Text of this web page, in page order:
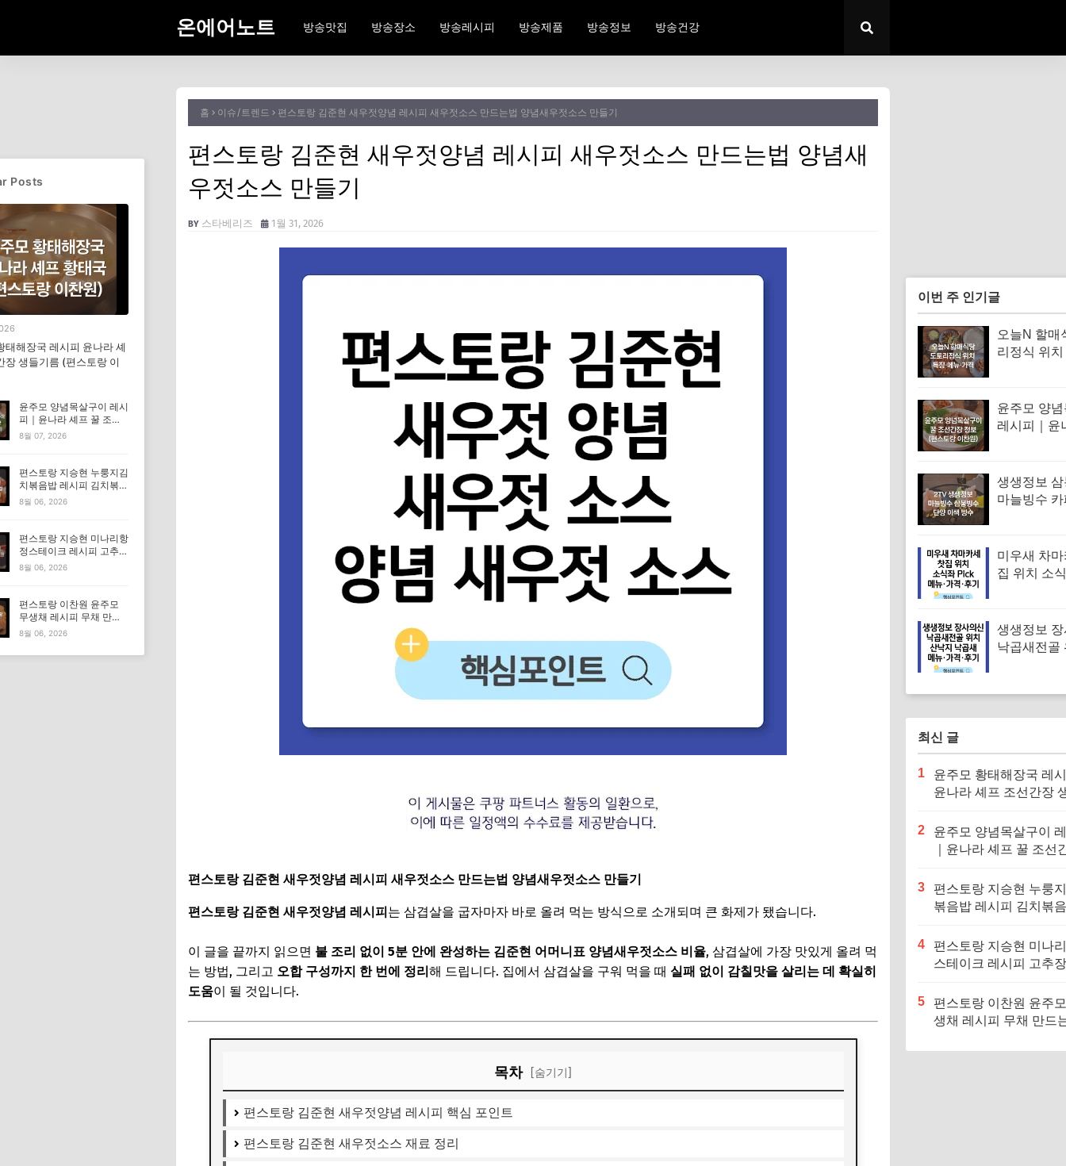
온에어노트 방송맛집 방송장소 방송레시피 방송제품 방송정보 방송건강
홈 이슈/트렌드 편스토랑 김준현 새우젓양념 레시피 새우젓소스 만드는법 양념새우젓소스 만들기
편스토랑 김준현 새우젓양념 레시피 새우젓소스 만드는법 양념새
우젓소스 만들기
스타베리즈 1월 31, 2026
편스토랑 김준현 새우젓양념 레시피 새우젓소스 만드는법 양념새우젓소스 만들기
편스토랑 김준현 새우젓양념 레시피는 삼겹살을 굽자마자 바로 올려 먹는 방식으로 소개되며 큰 화제가 됐습니다.
이 글을 끝까지 읽으면 불 조리 없이 5분 안에 완성하는 김준현 어머니표 양념새우젓소스 비율, 삼겹살에 가장 맛있게 올려 먹
는 방법, 그리고 오합 구성까지 한 번에 정리해 드립니다. 집에서 삼겹살을 구워 먹을 때 실패 없이 감칠맛을 살리는 데 확실히
도움이 될 것입니다.
목차 [숨기기]
편스토랑 김준현 새우젓양념 레시피 핵심 포인트
편스토랑 김준현 새우젓소스 재료 정리
이번 주 인기글
오늘N 할매
리정식 위
윤주모 양
레시피｜윤
생생정보
마늘빙수
독하다 독해
미우새 차
집 위치 소
뉴·가격·후
생생정보
낙곱새전골
뉴·가격·후
최신 글
1
윤주모 황태해장국 레
윤나라 셰프 조선간장
2
윤주모 양념목살구이
｜윤나라 셰프 꿀 조선
3
편스토랑 지승현 누룽
볶음밥 레시피 김치볶
4
편스토랑 지승현 미나
스테이크 레시피 고추
5
편스토랑 이찬원 윤주
생채 레시피 무채 만드
Posts
태해장국 레시피 윤나라 셰
장 생들기름 (편스토랑 이
윤주모 양념목살구이 레시
피｜윤나라 셰프 꿀 조선
간장 정보 (편스토랑 이찬
8월 07, 2026
편스토랑 지승현 누룽지김
치볶음밥 레시피 김치볶음
밥 만드는법
8월 06, 2026
편스토랑 지승현 미나리항
정스테이크 레시피 고추장
마요소스 만드는법
8월 06, 2026
편스토랑 이찬원 윤주모
무생채 레시피 무채 만드
는법
8월 06, 2026